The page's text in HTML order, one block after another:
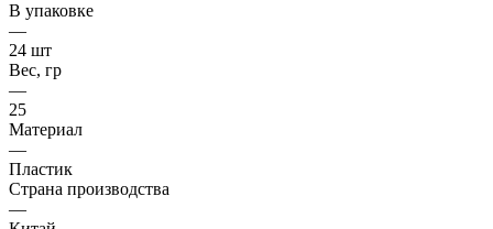
В упаковке
—
24 шт
Вес, гр
—
25
Материал
—
Пластик
Страна производства
—